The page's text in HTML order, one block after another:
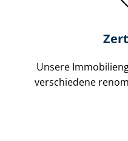
Unsere
verschiedene